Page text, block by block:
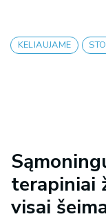
KELIAUJAME
terapiniai
visai